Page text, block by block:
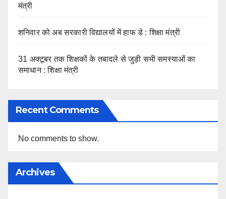
मंत्री
शनिवार को अब सरकारी विद्यालयों में हाफ डे : शिक्षा मंत्री
31 अक्टूबर तक शिक्षकों के तबादले से जुड़ी सभी समस्याओं का
समाधान : शिक्षा मंत्री
Recent Comments
No comments to show.
Archives